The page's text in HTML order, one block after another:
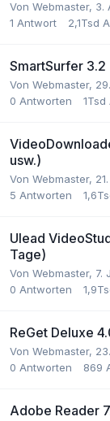
Von Webmaster, 3.
1 Antwort 2,1Tsd
SmartSurfer 3.2
Von Webmaster,
0 Antworten 1Tsd
usw.)
Von Webmaster,
5 Antworten
Ulead
Tage)
Von Webmaster, 7.
0 Antworten
ReGet Deluxe
Von Webmaster,
0 Antworten 869
Adobe Reader